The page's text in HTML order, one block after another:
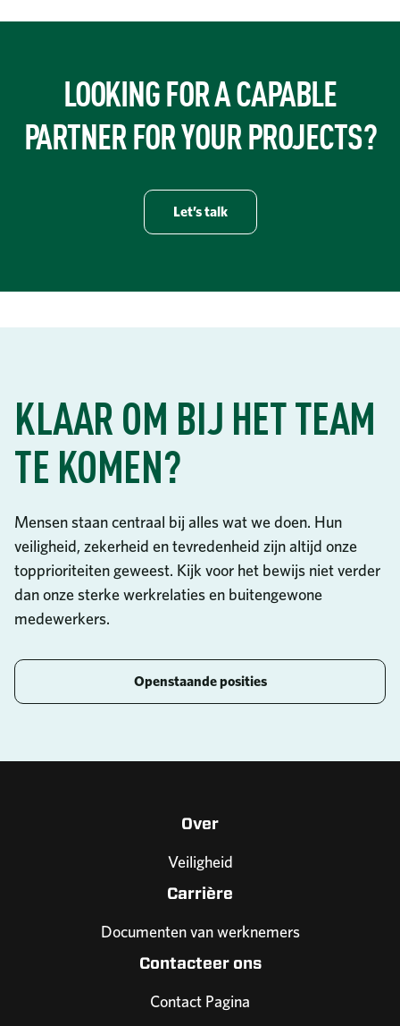
LOOKING FOR A CAPABLE
PARTNER FOR YOUR PROJECTS?
Let’s talk
KLAAR OM BIJ HET TEAM
TE KOMEN?
Mensen staan centraal bij alles wat we doen. Hun
veiligheid, zekerheid en tevredenheid zijn altijd onze
topprioriteiten geweest. Kijk voor het bewijs niet verder
dan onze sterke werkrelaties en buitengewone
medewerkers.
Openstaande posities
Over
Veiligheid
Carrière
Documenten van werknemers
Contacteer ons
Contact Pagina